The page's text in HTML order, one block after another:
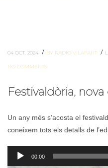
04 OCT. 2024 / BY RADIO VILAFANT /
NO COMMENTS
Festivaldòria,
Un any més s’acosta el
coneixem tots els detalls de
Reproductor
d'àudio
00:00